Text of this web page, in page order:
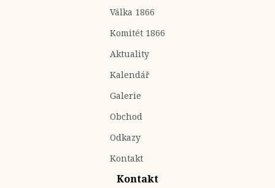
Válka 1866
Komitét 1866
Aktuality
Kalendář
Galerie
Obchod
Odkazy
Kontakt
Kontakt